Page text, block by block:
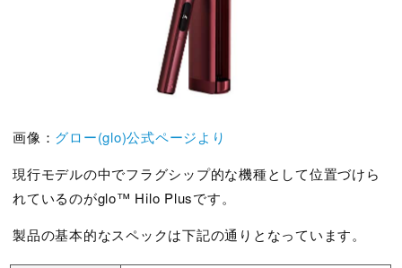
画像： グロー(glo)公式ページより
現行モデルの中でフラグシップ的な機種として位置づけら
れているのがglo™ Hilo Plusです。
製品の基本的なスペックは下記の通りとなっています。